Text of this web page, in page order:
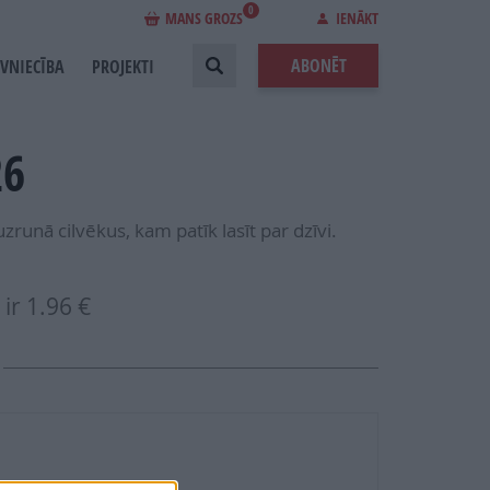
MANS GROZS 0 IENĀKT
PROJEKTI ABONĒT
cilvēkus, kam patīk lasīt par dzīvi.
ir 1.96 €